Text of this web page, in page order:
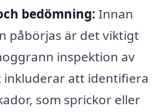
bedömning: Innan
påbörjas är det viktigt
inspektion av
inkluderar att identifiera
som sprickor eller